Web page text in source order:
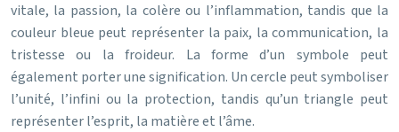
vitale, la passion, la colère ou l’inflammation, tandis que la
couleur bleue peut représenter la paix, la communication, la
tristesse ou la froideur. La forme d’un symbole peut
également porter une signification. Un cercle peut symboliser
l’unité, l’infini ou la protection, tandis qu’un triangle peut
représenter l’esprit, la matière et l’âme.